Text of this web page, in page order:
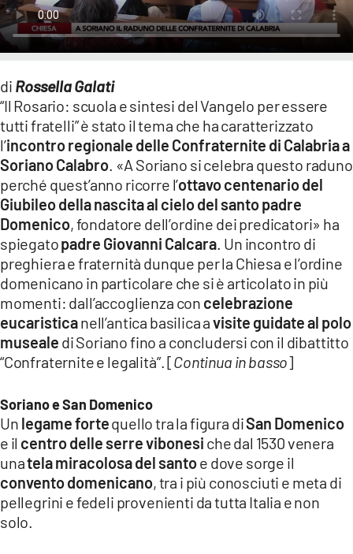
ILREGGINO.IT
COSENZACHANNEL.IT
CATANZAROCHANNEL.IT
LACAPITALENEWS.IT
App
ANDROID
APPLE
di Rossella Galati
“Il Rosario: scuola e sintesi del Vangelo per essere
tutti fratelli” è stato il tema che ha caratterizzato
l’incontro regionale delle Confraternite di Calabria a
Soriano Calabro . «A Soriano si celebra questo raduno
perché quest’anno ricorre l’ottavo centenario del
Giubileo della nascita al cielo del santo padre
Domenico, fondatore dell’ordine dei predicatori» ha
spiegatopadre Giovanni Calcara . Un incontro di
preghiera e fraternità dunque per la Chiesa e l’ordine
domenicano in particolare che si è articolato in più
momenti: dall’accoglienza con celebrazione
eucaristicanell’antica basilica avisite guidate al polo
museale di Soriano fino a concludersi con il dibattitto
“Confraternite e legalità”. [Continua in basso]
Soriano e San Domenico
Un legame fortequello tra la figura diSan Domenico
e il centro delle serre vibonesi che dal 1530 venera
unatela miracolosa del santoe dove sorge il
convento domenicano, tra i più conosciuti e meta di
pellegrini e fedeli provenienti da tutta Italia e non
solo.